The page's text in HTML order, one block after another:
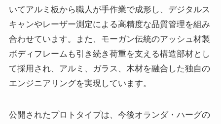
いてアルミ板から職人が手作業で成形し、デジタルス
キャンやレーザー測定による高精度な品質管理を組み
合わせています。また、モーガン伝統のアッシュ材製
ボディフレームも引き続き荷重を支える構造部材とし
て採用され、アルミ、ガラス、木材を融合した独自の
エンジニアリングを実現しています。
公開されたプロトタイプは、今後オランダ・ハーグの